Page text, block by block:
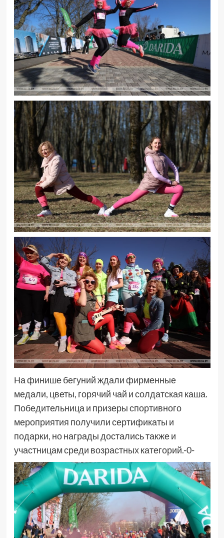
На финише бегуний ждали фирменные
медали, цветы, горячий чай и солдатская каша.
Победительница и призеры спортивного
мероприятия получили сертификаты и
подарки, но награды достались также и
участницам среди возрастных категорий.-0-